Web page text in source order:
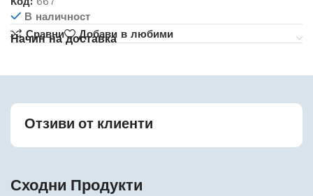
В наличност
Сравни
Добави в любими
Начин на доставка
Отзиви от клиенти
Сходни Продукти